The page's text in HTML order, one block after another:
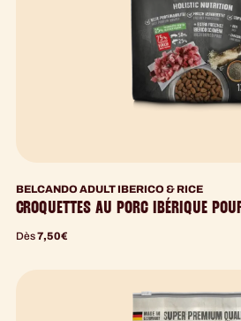
BELCANDO ADULT IBERICO & RICE
CROQUETTES AU PORC IBÉRIQUE
Dès7,50€